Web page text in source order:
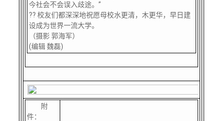
今社会不会误入歧途。”
?? 校友们都深深地祝愿母校水更清，木更华，早日建
设成为世界一流大学。
（摄影 郭海军）
(编辑 魏磊)
附
件：